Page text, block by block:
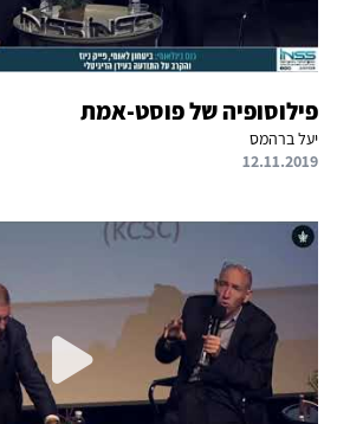
פילוסופיה של פוסט-אמת
יעל ברהמס
12.11.2019